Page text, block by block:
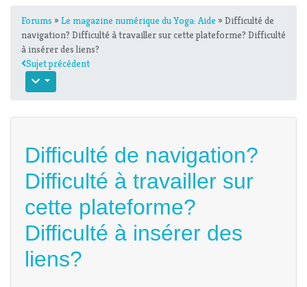
Forums »Le magazine numérique du Yoga: Aide » Difficulté de
navigation? Difficulté à travailler sur cette plateforme? Difficulté
à insérer des liens?
Sujet précédent
Difficulté de navigation?
Difficulté à travailler sur
cette plateforme?
Difficulté à insérer des
liens?